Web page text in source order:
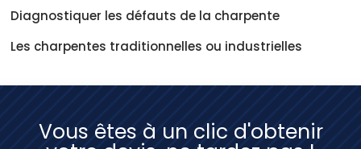
Diagnostiquer les défauts de la charpente
Les charpentes traditionnelles ou industrielles
Vous êtes à un clic d'obtenir